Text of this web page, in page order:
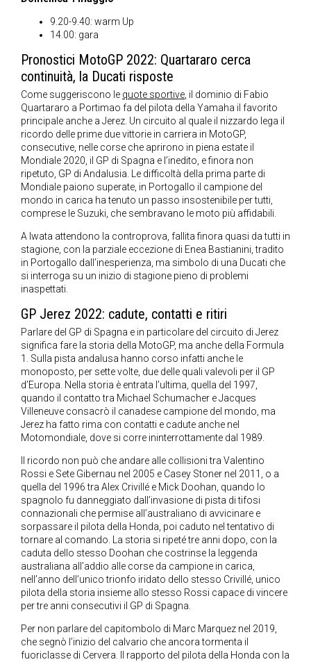
9.20-9.40: warm Up
14.00: gara
Pronostici MotoGP 2022: Quartararo cerca
continuità, la Ducati risposte
Come suggeriscono le quote sportive, il dominio di Fabio
Quartararo a Portimao fa del pilota della Yamaha il favorito
principale anche a Jerez. Un circuito al quale il nizzardo lega il
ricordo delle prime due vittorie in carriera in MotoGP,
consecutive, nelle corse che aprirono in piena estate il
Mondiale 2020, il GP di Spagna e l’inedito, e finora non
ripetuto, GP di Andalusia. Le difficoltà della prima parte di
Mondiale paiono superate, in Portogallo il campione del
mondo in carica ha tenuto un passo insostenibile per tutti,
comprese le Suzuki, che sembravano le moto più affidabili.
A Iwata attendono la controprova, fallita finora quasi da tutti in
stagione, con la parziale eccezione di Enea Bastianini, tradito
in Portogallo dall’inesperienza, ma simbolo di una Ducati che
si interroga su un inizio di stagione pieno di problemi
inaspettati.
GP Jerez 2022: cadute, contatti e ritiri
Parlare del GP di Spagna e in particolare del circuito di Jerez
significa fare la storia della MotoGP, ma anche della Formula
1. Sulla pista andalusa hanno corso infatti anche le
monoposto, per sette volte, due delle quali valevoli per il GP
d’Europa. Nella storia è entrata l’ultima, quella del 1997,
quando il contatto tra Michael Schumacher e Jacques
Villeneuve consacrò il canadese campione del mondo, ma
Jerez ha fatto rima con contatti e cadute anche nel
Motomondiale, dove si corre ininterrottamente dal 1989.
Il ricordo non può che andare alle collisioni tra Valentino
Rossi e Sete Gibernau nel 2005 e Casey Stoner nel 2011, o a
quella del 1996 tra Alex Crivillé e Mick Doohan, quando lo
spagnolo fu danneggiato dall’invasione di pista di tifosi
connazionali che permise all’australiano di avvicinare e
sorpassare il pilota della Honda, poi caduto nel tentativo di
tornare al comando. La storia si ripeté tre anni dopo, con la
caduta dello stesso Doohan che costrinse la leggenda
australiana all’addio alle corse da campione in carica,
nell’anno dell’unico trionfo iridato dello stesso Crivillé, unico
pilota della storia insieme allo stesso Rossi capace di vincere
per tre anni consecutivi il GP di Spagna.
Per non parlare del capitombolo di Marc Marquez nel 2019,
che segnò l’inizio del calvario che ancora tormenta il
fuoriclasse di Cervera. Il rapporto del pilota della Honda con la